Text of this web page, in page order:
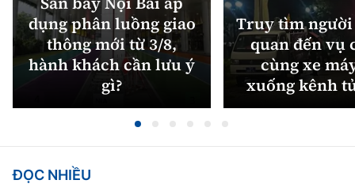
dụng phân luồng giao
thông mới từ 3/8,
hành khách cần lưu ý
gì?
Truy tìm
quan đến vụ
cùng xe
xuống kênh
ĐỌC NHIỀU